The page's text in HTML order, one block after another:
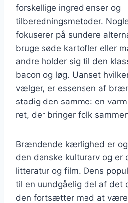
forskellige ingredienser og
tilberedningsmetoder.
fokuserer på sundere
bruge søde kartofler eller
andre holder sig til den
bacon og løg. Uanset
vælger, er essensen af
stadig den samme: en
ret, der bringer folk
Brændende kærlighed er
den danske kulturarv og er
litteratur og film. Dens
til en uundgåelig del af det
den fortsætter med at